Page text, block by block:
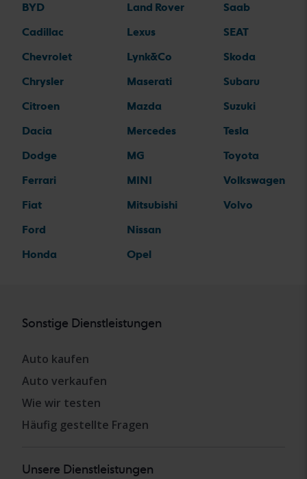
BYD
Cadillac
Chevrolet
Chrysler
Citroen
Dacia
Dodge
Ferrari
Fiat
Ford
Honda
Land Rover
Lexus
Lynk&Co
Maserati
Mazda
Mercedes
MG
MINI
Mitsubishi
Nissan
Opel
Saab
SEAT
Skoda
Subaru
Suzuki
Tesla
Toyota
Volkswagen
Volvo
Sonstige Dienstleistungen
Auto kaufen
Auto verkaufen
Wie wir testen
Häufig gestellte Fragen
Unsere Dienstleistungen